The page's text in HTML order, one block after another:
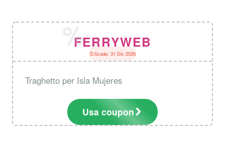
Scade: 31 Dic 2026
FERRYWEB
Traghetto per Isla Mujeres
Usa coupon